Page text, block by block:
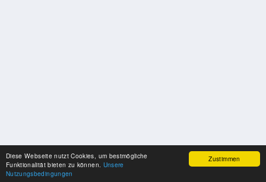
Zustimmen
Diese Webseite nutzt Cookies, um bestmögliche
Funktionalität bieten zu können. Unsere
Nutzungsbedingungen